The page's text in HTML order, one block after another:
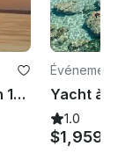
Location de bateau : Italmar Open 17 Parfait pour 5
1.0
$1,959